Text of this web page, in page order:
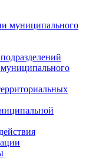
муниципального